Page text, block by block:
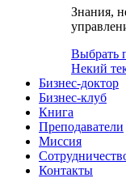
Знания,
Выбрать
Некий
Бизнес-доктор
Бизнес-клуб
Книга
Преподаватели
Миссия
Контакты